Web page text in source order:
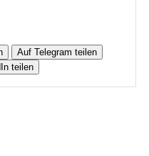
Auf Telegram teilen
teilen